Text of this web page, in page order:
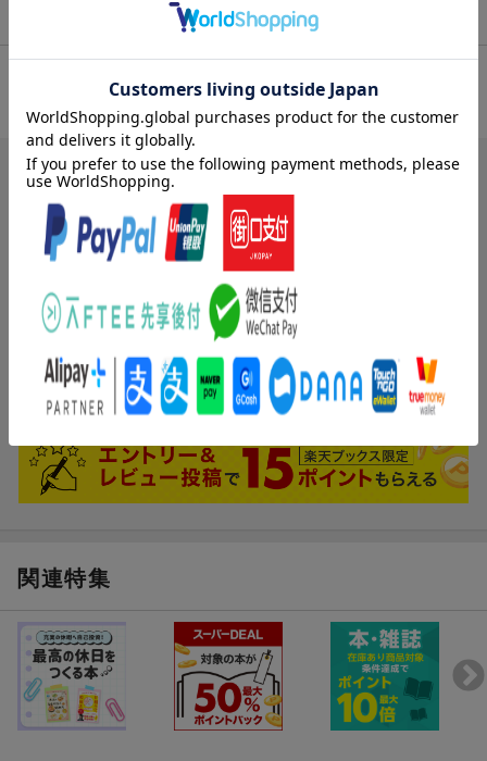
商品レビュー（1件）
条件に満たないため、評価は表示できません。
ブックスのレビュー（1件）
評価： 5
(無題)
手持ち無沙汰になると点つなぎがしたくなります。こちらは前向き
な単語が多い印象で嬉しいです。ありがとうございました。
関連特集